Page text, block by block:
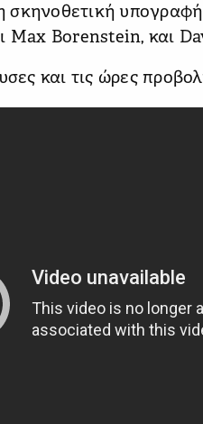
σκηνοθετική
Max Borenstein, και
και τις ώρες